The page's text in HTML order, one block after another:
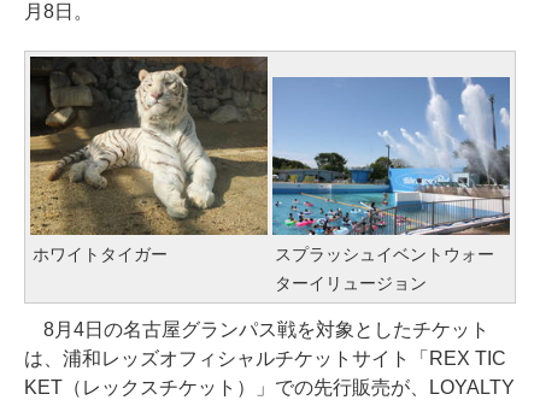
月8日。
ホワイトタイガー
スプラッシュイベントウォー
ターイリュージョン
8月4日の名古屋グランパス戦を対象としたチケット
は、浦和レッズオフィシャルチケットサイト「REX TIC
KET（レックスチケット）」での先行販売が、LOYALTY